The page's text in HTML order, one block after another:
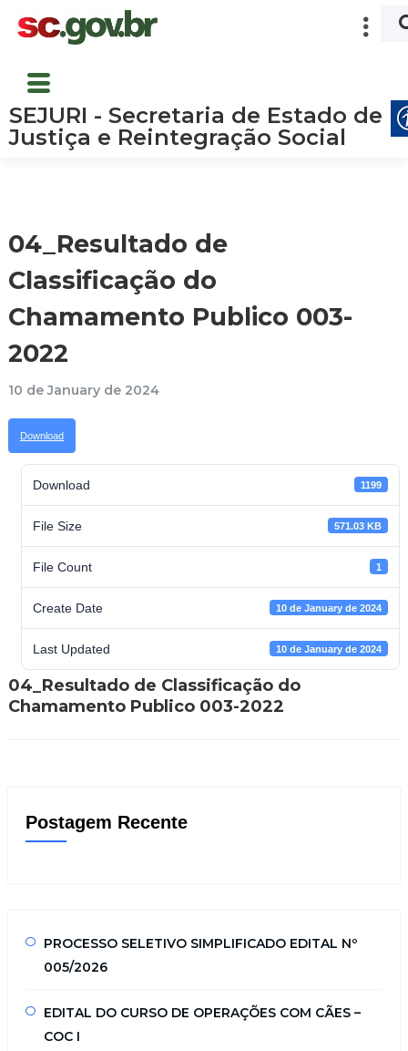
SEJURI - Secretaria de Estado de
Justiça e Reintegração Social
04_Resultado de
Classificação do
Chamamento Publico 003-
2022
10 de January de 2024
Download
Download 1199
File Size 571.03 KB
File Count 1
Create Date 10 de January de 2024
Last Updated 10 de January de 2024
04_Resultado de Classificação do
Chamamento Publico 003-2022
Postagem Recente
PROCESSO SELETIVO SIMPLIFICADO EDITAL Nº
005/2026
EDITAL DO CURSO DE OPERAÇÕES COM CÃES –
COC I